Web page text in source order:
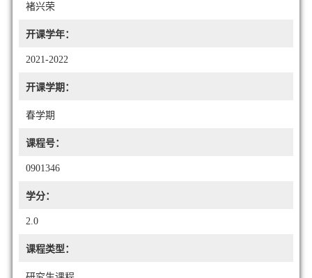
褚兴荣
开课学年：
2021-2022
开课学期：
春学期
课程号：
0901346
学分：
2.0
课程类型：